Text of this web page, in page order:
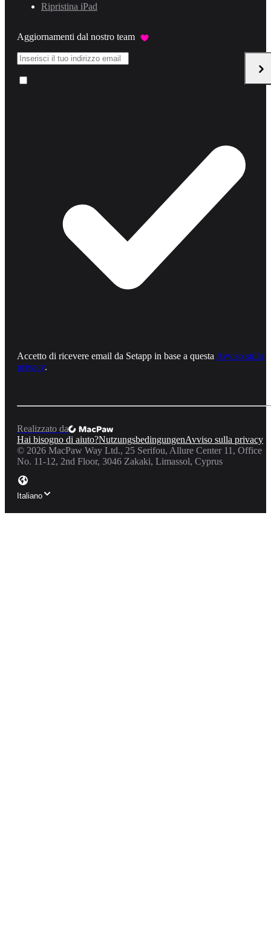
Ripristina iPad
Aggiornamenti dal nostro team
Accetto di ricevere email da Setapp in base a questa Avviso sulla
privacy.
Realizzato da
Hai bisogno di aiuto?NutzungsbedingungenAvviso sulla privacy
© 2026 MacPaw Way Ltd., 25 Serifou, Allure Center 11, Office
No. 11-12, 2nd Floor, 3046 Zakaki, Limassol, Cyprus
Italiano